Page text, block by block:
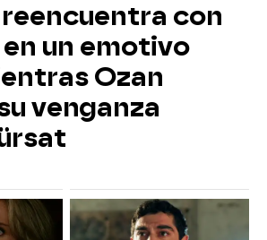
con
un emotivo
Ozan
venganza